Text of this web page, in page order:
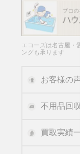
エコーズは名古屋・
ングも承ります
お客様の
不用品回
買取実績